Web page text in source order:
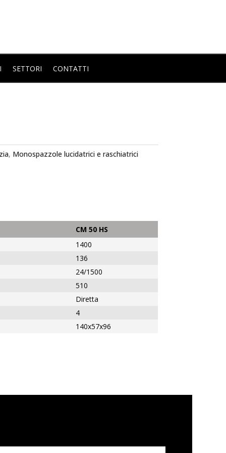
SETTORI CONTATTI
, Monospazzole lucidatrici e raschiatrici
CM 50 HS
1400
136
24/1500
510
Diretta
4
140x57x96